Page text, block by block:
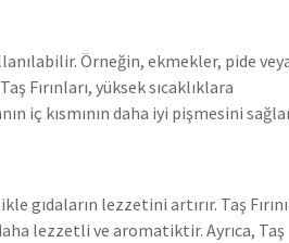
Örneğin, ekmekler, pide
Fırınları, yüksek sıcaklıklara
iç kısmının daha iyi pişmesini
gıdaların lezzetini artırır. Taş
lezzetli ve aromatiktir. Ayrıca, Taş